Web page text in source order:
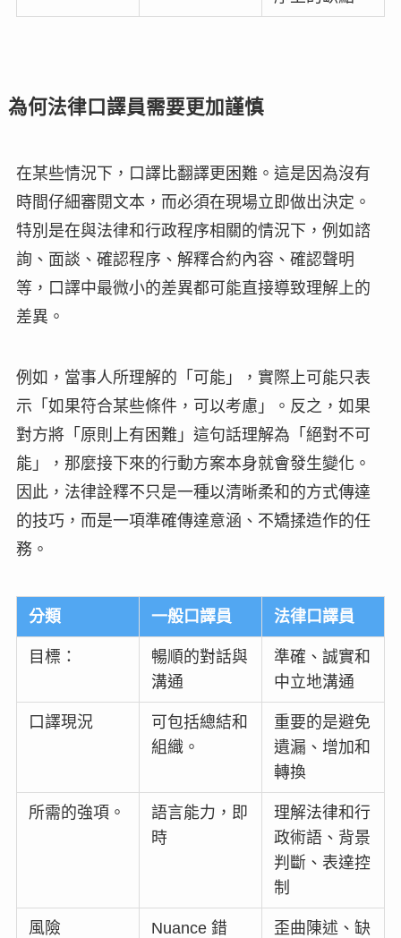
為何法律口譯員需要更加謹慎
在某些情況下，口譯比翻譯更困難。這是因為沒有
時間仔細審閱文本，而必須在現場立即做出決定。
特別是在與法律和行政程序相關的情況下，例如諮
詢、面談、確認程序、解釋合約內容、確認聲明
等，口譯中最微小的差異都可能直接導致理解上的
差異。
例如，當事人所理解的「可能」，實際上可能只表
示「如果符合某些條件，可以考慮」。反之，如果
對方將「原則上有困難」這句話理解為「絕對不可
能」，那麼接下來的行動方案本身就會發生變化。
因此，法律詮釋不只是一種以清晰柔和的方式傳達
的技巧，而是一項準確傳達意涵、不矯揉造作的任
務。
分類 一般口譯員 法律口譯員
目標：
暢順的對話與
溝通
準確、誠實和
中立地溝通
口譯現況
可包括總結和
組織。
重要的是避免
遺漏、增加和
轉換
所需的強項。
語言能力，即
時
理解法律和行
政術語、背景
判斷、表達控
制
風險
Nuance 錯
歪曲陳述、缺